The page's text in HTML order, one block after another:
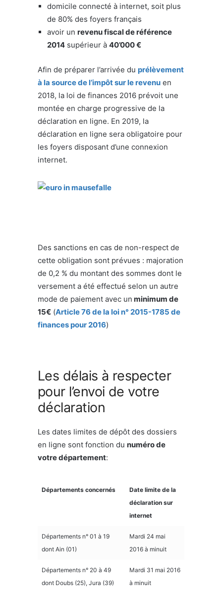
domicile connecté à internet, soit plus
de 80% des foyers français
avoir un revenu fiscal de référence
2014 supérieur à 40’000 €
Afin de préparer l’arrivée du prélèvement
à la source de l’impôt sur le revenu en
2018, la loi de finances 2016 prévoit une
montée en charge progressive de la
déclaration en ligne. En 2019, la
déclaration en ligne sera obligatoire pour
les foyers disposant d’une connexion
internet.
Des sanctions en cas de non-respect de
cette obligation sont prévues : majoration
de 0,2 % du montant des sommes dont le
versement a été effectué selon un autre
mode de paiement avec un minimum de
15€ (Article 76 de la loi n° 2015-1785 de
finances pour 2016)
Les délais à respecter
pour l’envoi de votre
déclaration
Les dates limites de dépôt des dossiers
en ligne sont fonction du numéro de
votre département:
Départements concernés
Date limite de la
déclaration sur
internet
Départements n° 01 à 19
dont Ain (01)
Mardi 24 mai
2016 à minuit
Départements n° 20 à 49
dont Doubs (25), Jura (39)
Mardi 31 mai 2016
à minuit